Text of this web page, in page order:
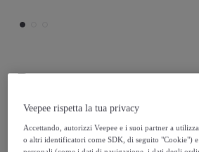
Postquam
Piastra Infinite Look Style
W
Modello: Piastra Infinite
Veepee rispetta la tua privacy
Accettando, autorizzi Veepee e i suoi partner a
o altri identificatori come SDK, di seguito "Cookie")